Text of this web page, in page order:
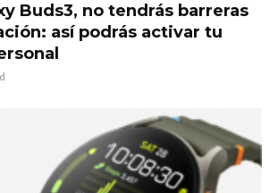
Buds3, no tendrás barreras
así podrás activar tu